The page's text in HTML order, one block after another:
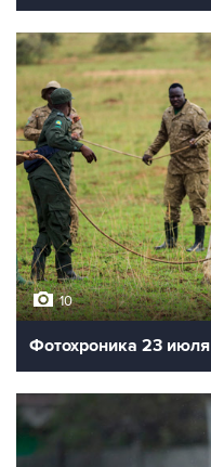
10
Фотохроника 23 июля